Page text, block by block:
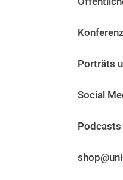
Stellenangebote
Alum­ni und
Kontakt und
Porträts
Social
Podcasts